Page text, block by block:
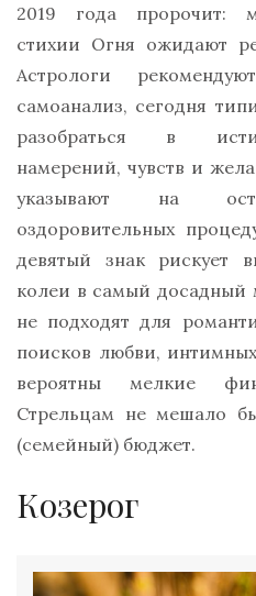
2019 года пророчит:
стихии Огня ожидают
Астрологи
самоанализ, сегодня
разобраться в
намерений, чувств и
указывают на
оздоровительных
девятый знак рискует
колеи в самый досадный
не подходят для
поисков любви,
вероятны мелкие
Стрельцам не мешало
(семейный) бюджет.
Козерог